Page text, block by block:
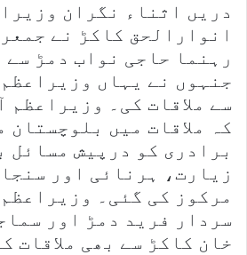
دریں اثناء نگران
انوارالحق کاکڑ نے
رہنما حاجی نواب دمڑ سے
جنہوں نے یہاں
سے ملاقات کی۔ وزیراعظم
کہ ملاقات میں بلوچستان
برادری کو درپیش مسائل
زیارت، ہرنائی اور
مرکوز کی گئی۔
سردار فرید دمڑ اور
خان کاکڑ سے بھی ملاقات